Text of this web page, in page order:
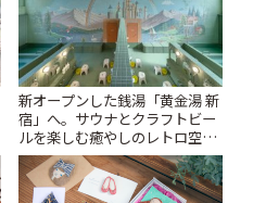
新オープンした銭湯「黄金湯 新
宿」へ。サウナとクラフトビー
ルを楽しむ癒やしのレトロ空間
| ことりっぷ